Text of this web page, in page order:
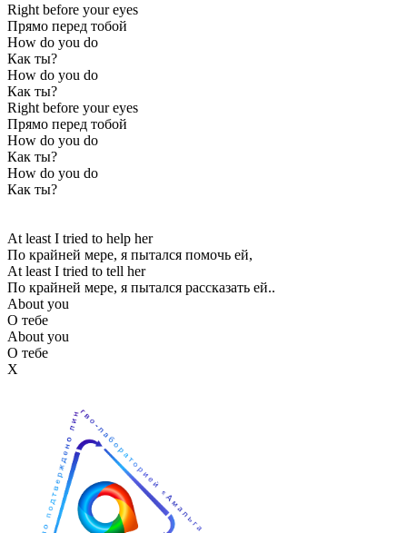
Right before your eyes
Прямо перед тобой
How do you do
Как ты?
How do you do
Как ты?
Right before your eyes
Прямо перед тобой
How do you do
Как ты?
How do you do
Как ты?
At least I tried to help her
По крайней мере, я пытался помочь ей,
At least I tried to tell her
По крайней мере, я пытался рассказать ей..
About you
О тебе
About you
О тебе
Х